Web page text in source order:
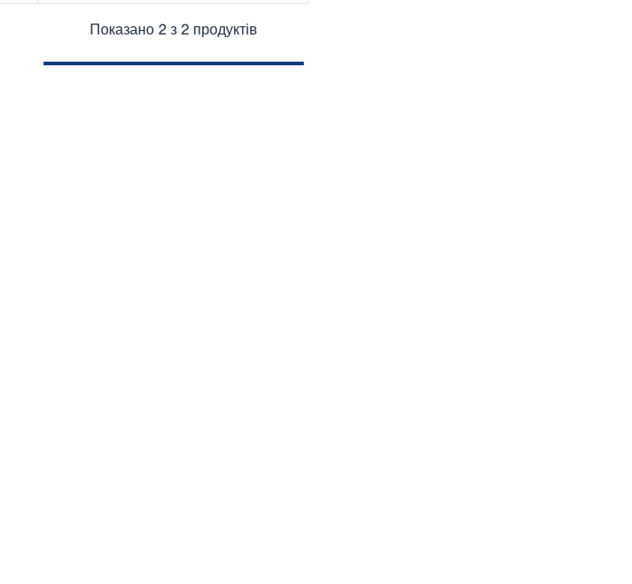
Показано 2 з 2 продуктів